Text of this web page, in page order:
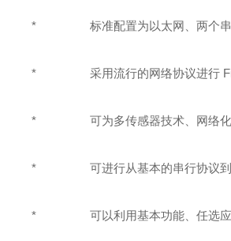
* 标准配置为以太网、两个串行
* 采用流行的网络协议进行
* 可为多传感器技术、网络化、
* 可进行从基本的串行协议到自
* 可以利用基本功能、任选应用